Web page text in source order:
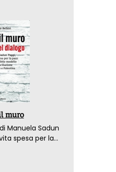
muro
Manuela Sadun
spesa per la